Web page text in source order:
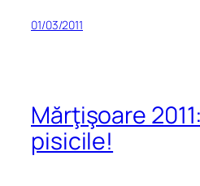
01/03/2011
Mărţişoare
pisicile!